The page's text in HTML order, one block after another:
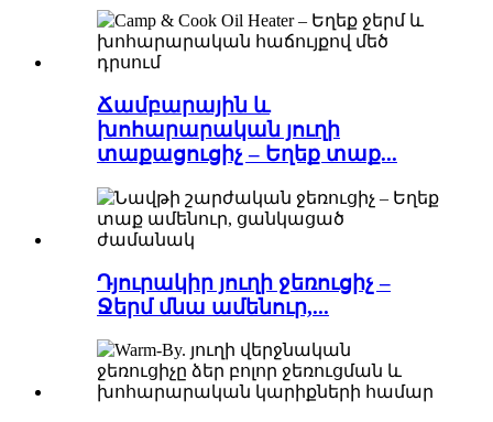
Ճամբարային և
խոհարարական յուղի
տաքացուցիչ – Եղեք տաք...
Դյուրակիր յուղի ջեռուցիչ –
Ջերմ մնա ամենուր,...